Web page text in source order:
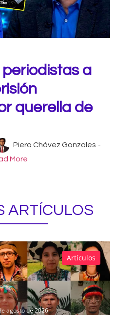
a
querella de
Piero Chávez Gonzales -
More
ARTÍCULOS
agosto de 2026
Artículos